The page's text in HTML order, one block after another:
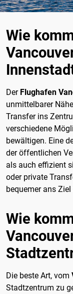
Wie
Der Flughafen
unmittelbarer
Transfer ins
verschiedene
bewältigen. Eine
der öffentlichen
als auch effizient
oder private
bequemer ans
Wie
Die beste Art, vom
Stadtzentrum zu